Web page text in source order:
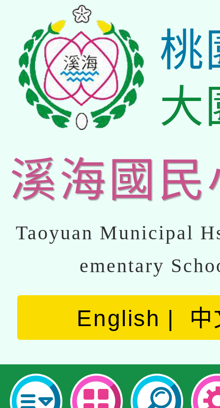
桃
大
溪海國民
Taoyuan Municipal
ementary
English 中